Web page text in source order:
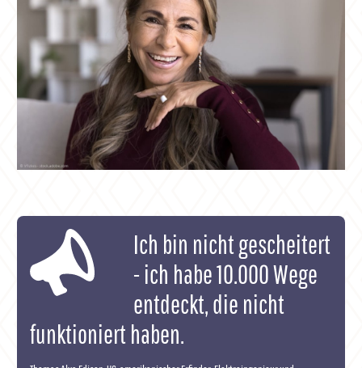
Ich bin nicht gescheitert
- ich habe 10.000 Wege
entdeckt, die nicht
funktioniert haben.